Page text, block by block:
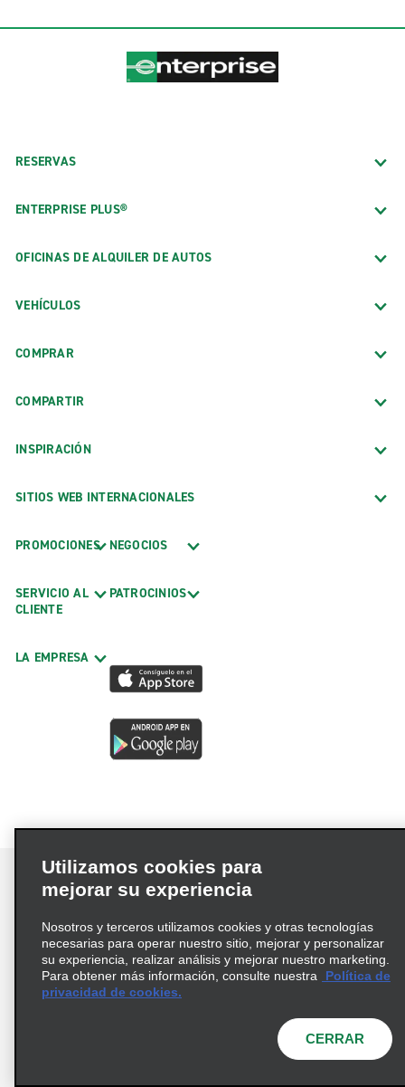
RESERVAS
ENTERPRISE PLUS®
OFICINAS DE ALQUILER DE AUTOS
VEHÍCULOS
COMPRAR
COMPARTIR
INSPIRACIÓN
SITIOS WEB INTERNACIONALES
PROMOCIONES
SERVICIO AL
CLIENTE
LA EMPRESA
NEGOCIOS
PATROCINIOS
Términos de uso
Política de privacidad
Política de cookies
Información de Salud del Consumidor
© 2026 Enterprise Holdings, Inc. Todos los derechos
Utilizamos cookies para
mejorar su experiencia
Nosotros y terceros utilizamos cookies y otras tecnologías
necesarias para operar nuestro sitio, mejorar y personalizar
su experiencia, realizar análisis y mejorar nuestro marketing.
Para obtener más información, consulte nuestra
Política de
privacidad de cookies.
CERRAR